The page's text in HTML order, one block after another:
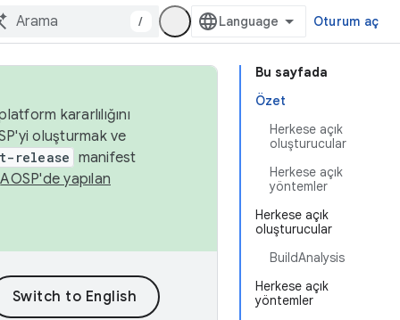
/ Oturum aç
Bu sayfada
Özet
Herkese açık
oluşturucular
Herkese açık
yöntemler
Herkese açık
oluşturucular
BuildAnalysis
Herkese açık
yöntemler
kararlılığını
oluşturmak ve
release manifest
AOSP'de yapılan